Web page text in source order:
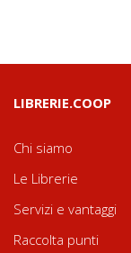
LIBRERIE.COOP
Chi siamo
Le Librerie
Servizi e vantaggi
Raccolta punti